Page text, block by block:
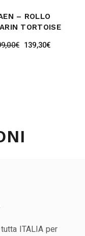
– ROLLO
TORTOISE
€ 139,30€
ITALIA per